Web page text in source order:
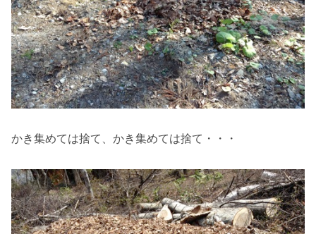
かき集めては捨て、かき集めては捨て・・・